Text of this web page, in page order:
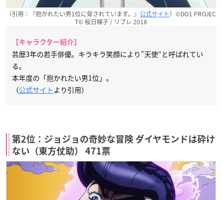
（引用：『抱かれたい男1位に脅されています。』 公式サイト）©DO1 PROJEC
T© 桜日梯子 / リブレ 2018
【キャラクター紹介】
芸歴3年の若手俳優。キラキラ笑顔により”天使”と呼ばれてい
る。
本年度の「抱かれたい男1位」。
（公式サイト より引用）
第2位：ジョジョの奇妙な冒険 ダイヤモンドは砕け
ない（東方仗助） 471票